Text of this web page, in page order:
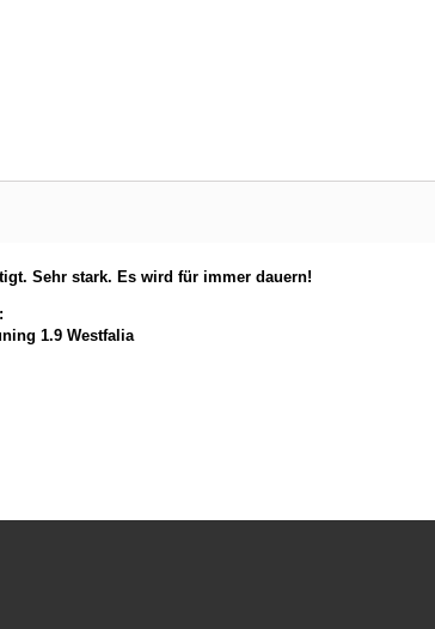
Sehr stark. Es wird für immer dauern!
1.9 Westfalia